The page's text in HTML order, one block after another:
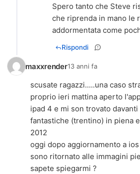
Spero tanto che Steve
che riprenda in mano le
addormentata come
Rispondi
maxxrender13 anni fa
scusate ragazzi.....una caso
proprio ieri mattina aperto
ipad 4 e mi son trovato
fantastiche (trentino) in piena
2012
oggi dopo aggiornamento a ios
sono ritornato alle immagini
sapete spiegarmi ?